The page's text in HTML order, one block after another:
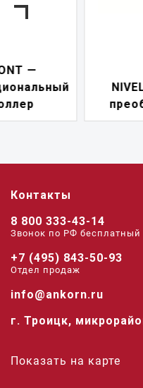
NIVELCONT PM —
преобразователь
Контакты
8 800 333-43-14
Звонок по РФ беcплатный
+7 (495) 843-50-93
Отдел продаж
info@ankorn.ru
г. Троицк,
Показать на карте